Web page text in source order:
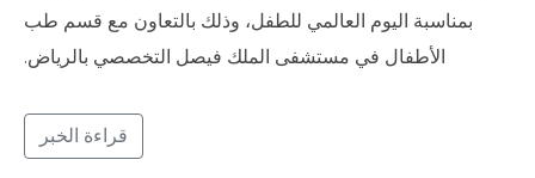
بمناسبة اليوم العالمي للطفل، وذلك بالتعاون مع قسم طب
الأطفال في مستشفى الملك فيصل التخصصي بالرياض.
قراءة الخبر